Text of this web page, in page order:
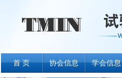
首 页 协会信息 学会信息